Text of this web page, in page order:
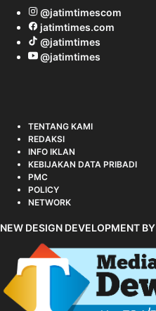
@jatimtimescom
jatimtimes.com
@jatimtimes
@jatimtimes
TENTANG KAMI
REDAKSI
INFO IKLAN
KEBIJAKAN DATA PRIBADI
PMC
POLICY
NETWORK
NEW DESIGN DEVELOPMENT BY